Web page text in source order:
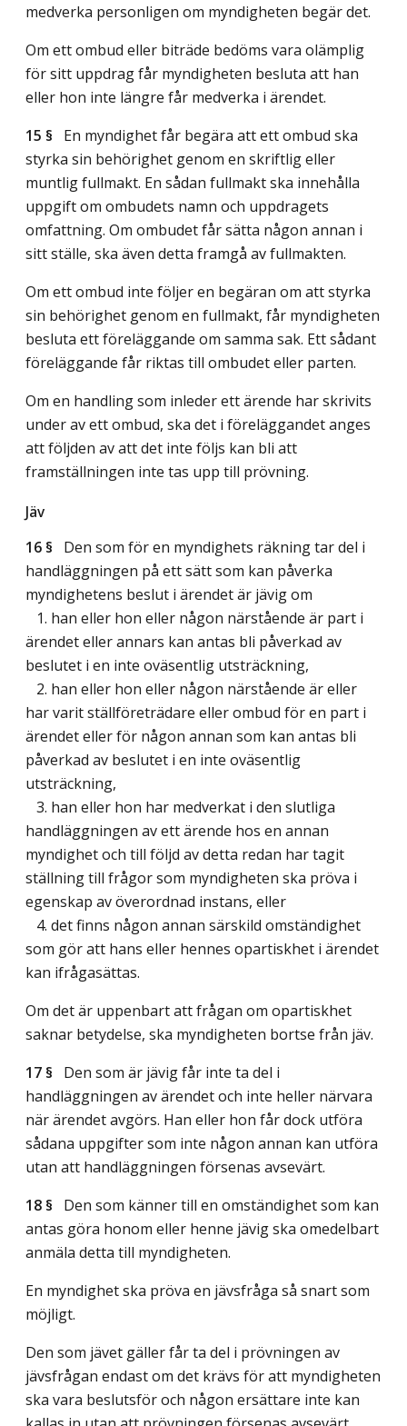
medverka personligen om myndigheten begär det.
Om ett ombud eller biträde bedöms vara olämplig
för sitt uppdrag får myndigheten besluta att han
eller hon inte längre får medverka i ärendet.
15 § En myndighet får begära att ett ombud ska
styrka sin behörighet genom en skriftlig eller
muntlig fullmakt. En sådan fullmakt ska innehålla
uppgift om ombudets namn och uppdragets
omfattning. Om ombudet får sätta någon annan i
sitt ställe, ska även detta framgå av fullmakten.
Om ett ombud inte följer en begäran om att styrka
sin behörighet genom en fullmakt, får myndigheten
besluta ett föreläggande om samma sak. Ett sådant
föreläggande får riktas till ombudet eller parten.
Om en handling som inleder ett ärende har skrivits
under av ett ombud, ska det i föreläggandet anges
att följden av att det inte följs kan bli att
framställningen inte tas upp till prövning.
Jäv
16 § Den som för en myndighets räkning tar del i
handläggningen på ett sätt som kan påverka
myndighetens beslut i ärendet är jävig om
1. han eller hon eller någon närstående är part i
ärendet eller annars kan antas bli påverkad av
beslutet i en inte oväsentlig utsträckning,
2. han eller hon eller någon närstående är eller
har varit ställföreträdare eller ombud för en part i
ärendet eller för någon annan som kan antas bli
påverkad av beslutet i en inte oväsentlig
utsträckning,
3. han eller hon har medverkat i den slutliga
handläggningen av ett ärende hos en annan
myndighet och till följd av detta redan har tagit
ställning till frågor som myndigheten ska pröva i
egenskap av överordnad instans, eller
4. det finns någon annan särskild omständighet
som gör att hans eller hennes opartiskhet i ärendet
kan ifrågasättas.
Om det är uppenbart att frågan om opartiskhet
saknar betydelse, ska myndigheten bortse från jäv.
17 § Den som är jävig får inte ta del i
handläggningen av ärendet och inte heller närvara
när ärendet avgörs. Han eller hon får dock utföra
sådana uppgifter som inte någon annan kan utföra
utan att handläggningen försenas avsevärt.
18 § Den som känner till en omständighet som kan
antas göra honom eller henne jävig ska omedelbart
anmäla detta till myndigheten.
En myndighet ska pröva en jävsfråga så snart som
möjligt.
Den som jävet gäller får ta del i prövningen av
jävsfrågan endast om det krävs för att myndigheten
ska vara beslutsför och någon ersättare inte kan